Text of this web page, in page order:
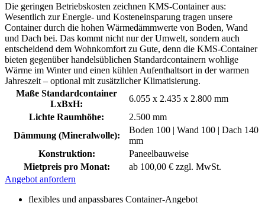
Die geringen Betriebskosten zeichnen KMS-Container aus:
Wesentlich zur Energie- und Kosteneinsparung tragen unsere
Container durch die hohen Wärmedämmwerte von Boden, Wand
und Dach bei. Das kommt nicht nur der Umwelt, sondern auch
entscheidend dem Wohnkomfort zu Gute, denn die KMS-Container
bieten gegenüber handelsüblichen Standardcontainern wohlige
Wärme im Winter und einen kühlen Aufenthaltsort in der warmen
Jahreszeit – optional mit zusätzlicher Klimatisierung.
Maße Standardcontainer
LxBxH:
6.055 x 2.435 x 2.800 mm
Lichte Raumhöhe:
2.500 mm
Dämmung (Mineralwolle):
Boden 100 | Wand 100 | Dach 140
mm
Konstruktion:
Paneelbauweise
Mietpreis pro Monat:
ab 100,00 € zzgl. MwSt.
Angebot anfordern
flexibles und anpassbares Container-Angebot